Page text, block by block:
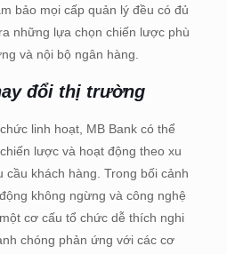
bảo mọi cấp quản lý đều có đủ
những lựa chọn chiến lược phù
và nội bộ ngân hàng.
đổi thị trường
linh hoạt, MB Bank có thể
lược và hoạt động theo xu
cầu khách hàng. Trong bối cảnh
không ngừng và công nghệ
cơ cấu tổ chức dễ thích nghi
chóng phản ứng với các cơ